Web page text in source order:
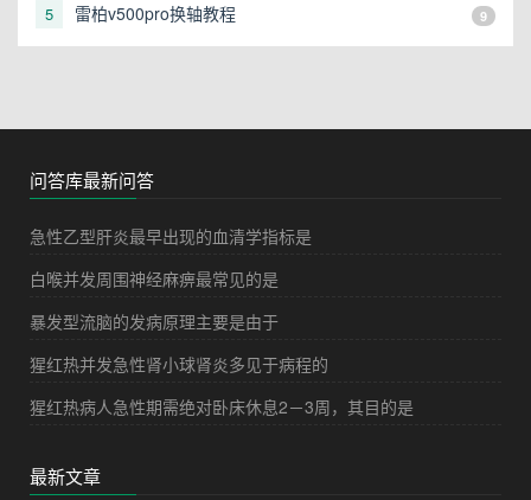
5 雷柏v500pro换轴教程 9
问答库最新问答
急性乙型肝炎最早出现的血清学指标是
白喉并发周围神经麻痹最常见的是
暴发型流脑的发病原理主要是由于
猩红热并发急性肾小球肾炎多见于病程的
猩红热病人急性期需绝对卧床休息2－3周，其目的是
最新文章